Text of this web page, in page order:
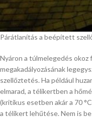
Párátlanítás a beépített
Nyáron a túlmelegedés okoz
megakadályozásának
szellőztetés. Ha például
elmarad, a télikertben a
(kritikus esetben akár a 70
a télikert lehűtése. Nem is